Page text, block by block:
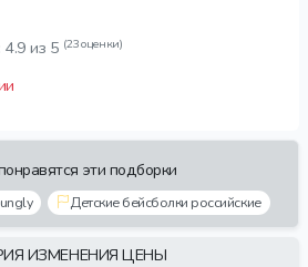
4.9 из 5 (23 оценки)
эти подборки
Детские бейсболки российские
ИЗМЕНЕНИЯ ЦЕНЫ